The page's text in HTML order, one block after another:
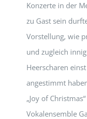
Konzerte in der
zu Gast sein
Vorstellung, wie
und zugleich
Heerscharen
angestimmt
„Joy of
Vokalensemble